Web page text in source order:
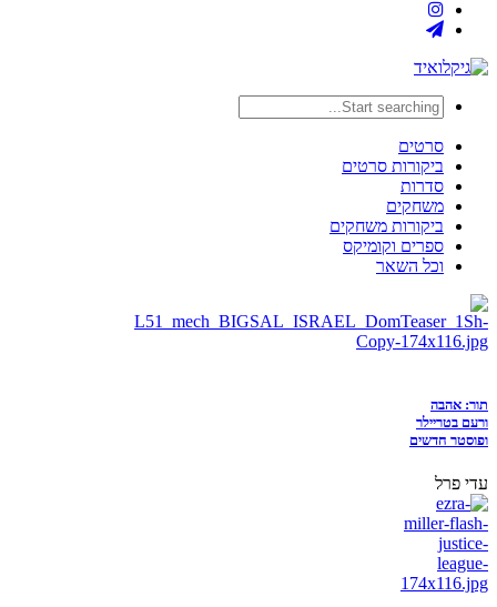
סרטים
ביקורות סרטים
סדרות
משחקים
ביקורות משחקים
ספרים וקומיקס
וכל השאר
תור: אהבה
ורעם בטריילר
ופוסטר חדשים
עדי פרל